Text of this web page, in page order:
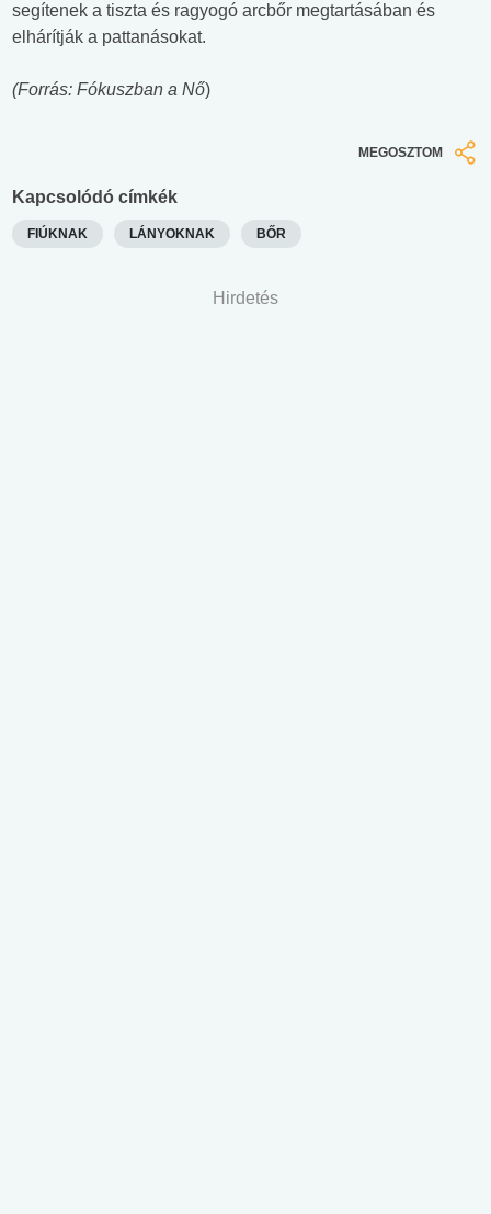
segítenek a tiszta és ragyogó arcbőr megtartásában és
elhárítják a pattanásokat.
(Forrás: Fókuszban a Nő)
MEGOSZTOM
Kapcsolódó címkék
FIÚKNAK LÁNYOKNAK BŐR
Hirdetés